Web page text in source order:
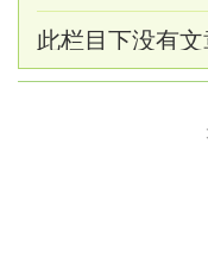
此栏目下没有文